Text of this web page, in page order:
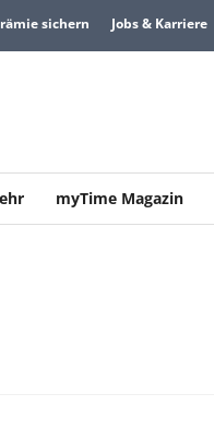
sichern Jobs & Karriere
myTime Magazin